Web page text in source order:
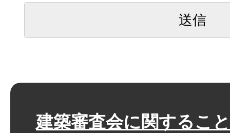
建築審査会に関すること